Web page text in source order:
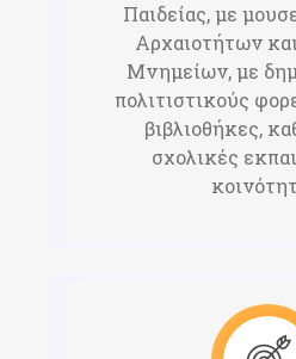
Παιδείας, με
Αρχαιοτήτων
Μνημείων, με
πολιτιστικούς
βιβλιοθήκες,
σχολικές